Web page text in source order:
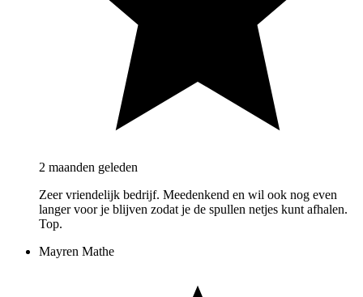
2 maanden geleden
Zeer vriendelijk bedrijf. Meedenkend en wil ook nog even
langer voor je blijven zodat je de spullen netjes kunt afhalen.
Top.
Mayren Mathe